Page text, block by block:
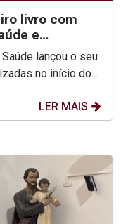
livro com
e
lançou o seu
no início do...
LER MAIS